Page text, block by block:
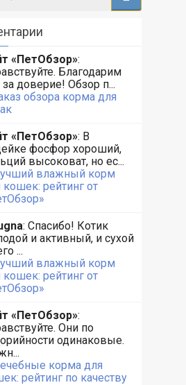
«ПетОбзор»:
Благодарим
за доверие! Обзор п...
обзора корма для
«ПетОбзор»: В
фосфор хороший,
высоковат, но ес...
влажный корм
кошек: рейтинг от
: Спасибо! Котик
и активный, и сухой
...
влажный корм
кошек: рейтинг от
«ПетОбзор»:
Они по
одинаковые.
корма для
рейтинг по качеству